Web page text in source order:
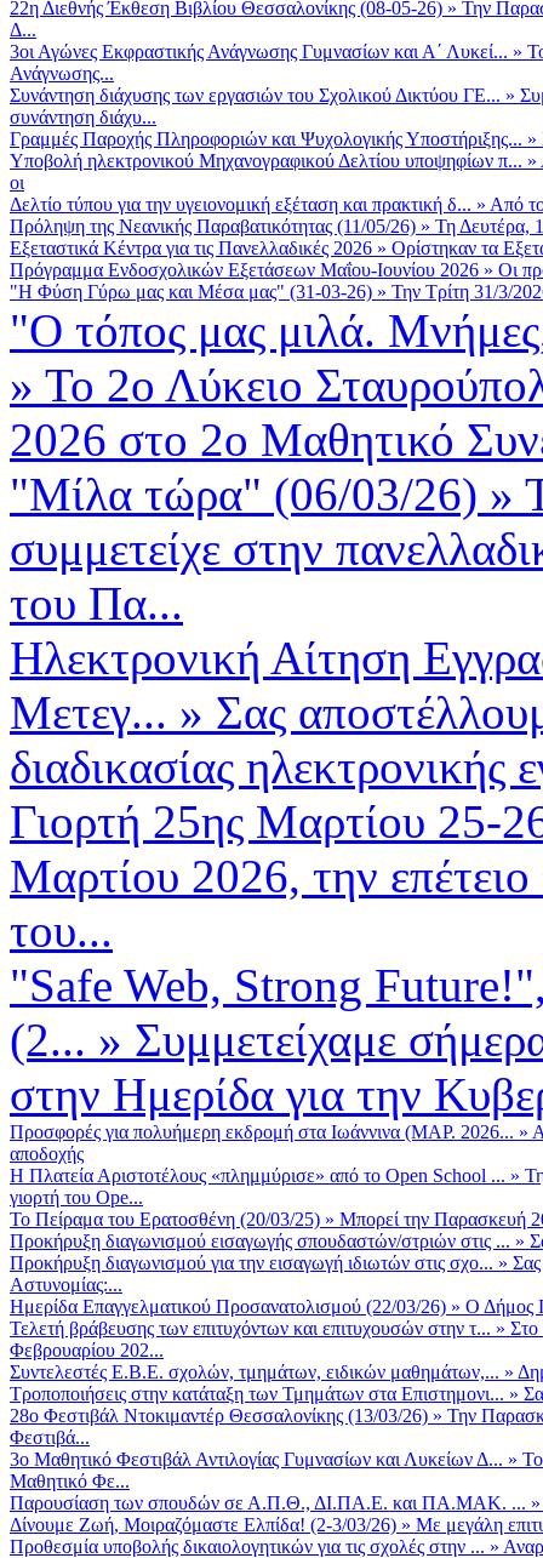
22η Διεθνής Έκθεση Βιβλίου Θεσσαλονίκης (08-05-26) » Την
Δ...
3οι Αγώνες Εκφραστικής Ανάγνωσης Γυμνασίων και Α΄ Λυκεί... »
Ανάγνωσης...
Συνάντηση διάχυσης των εργασιών του Σχολικού Δικτύου ΓΕ... »
συνάντηση διάχυ...
Γραμμές Παροχής Πληροφοριών και Ψυχολογικής Υποστήριξης... »
Υποβολή ηλεκτρονικού Μηχανογραφικού Δελτίου υποψηφίων π... »
οι
Δελτίο τύπου για την υγειονομική εξέταση και πρακτική δ... » Από
Πρόληψη της Νεανικής Παραβατικότητας (11/05/26) » Τη Δευτέρα,
Εξεταστικά Κέντρα για τις Πανελλαδικές 2026 » Ορίστηκαν τα
Πρόγραμμα Ενδοσχολικών Εξετάσεων Μαΐου-Ιουνίου 2026 » Οι
"Η Φύση Γύρω μας και Μέσα μας" (31-03-26) » Την Τρίτη 31/3/
"Ο τόπος μας μιλά.
» Το 2ο Λύκειο
2026 στο 2ο Μαθητικό
"Μίλα τώρα" (06/03/26) »
συμμετείχε στην
του Πα...
Ηλεκτρονική Αίτηση
Μετεγ... » Σας
διαδικασίας ηλεκτρονικής
Γιορτή 25ης Μαρτίου 25-
Μαρτίου 2026, την
του...
"Safe Web, Strong
(2... » Συμμετείχαμε
στην Ημερίδα για την
Προσφορές για πολυήμερη εκδρομή στα Ιωάννινα (ΜΑΡ. 2026... »
αποδοχής
Η Πλατεία Αριστοτέλους «πλημμύρισε» από το Open School ... »
γιορτή του Ope...
Το Πείραμα του Ερατοσθένη (20/03/25) » Μπορεί την Παρασκευή
Προκήρυξη διαγωνισμού εισαγωγής σπουδαστών/στριών στις ... »
Προκήρυξη διαγωνισμού για την εισαγωγή ιδιωτών στις σχο... » Σας
Αστυνομίας:...
Ημερίδα Επαγγελματικού Προσανατολισμού (22/03/26) » Ο Δήμος
Τελετή βράβευσης των επιτυχόντων και επιτυχουσών στην τ... » Στο
Φεβρουαρίου 202...
Συντελεστές Ε.Β.Ε. σχολών, τμημάτων, ειδικών μαθημάτων,... »
Τροποποιήσεις στην κατάταξη των Τμημάτων στα Επιστημονι... »
28ο Φεστιβάλ Ντοκιμαντέρ Θεσσαλονίκης (13/03/26) » Την
Φεστιβά...
3ο Μαθητικό Φεστιβάλ Αντιλογίας Γυμνασίων και Λυκείων Δ... »
Μαθητικό Φε...
Παρουσίαση των σπουδών σε Α.Π.Θ., ΔΙ.ΠΑ.Ε. και ΠΑ.ΜΑΚ. ...
Δίνουμε Ζωή, Μοιραζόμαστε Ελπίδα! (2-3/03/26) » Με μεγάλη
Προθεσμία υποβολής δικαιολογητικών για τις σχολές στην ... »